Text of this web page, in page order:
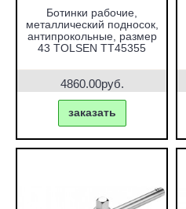
Ботинки рабочие,
металлический подносок,
антипрокольные, размер
43 TOLSEN TT45355
4860.00руб.
заказать